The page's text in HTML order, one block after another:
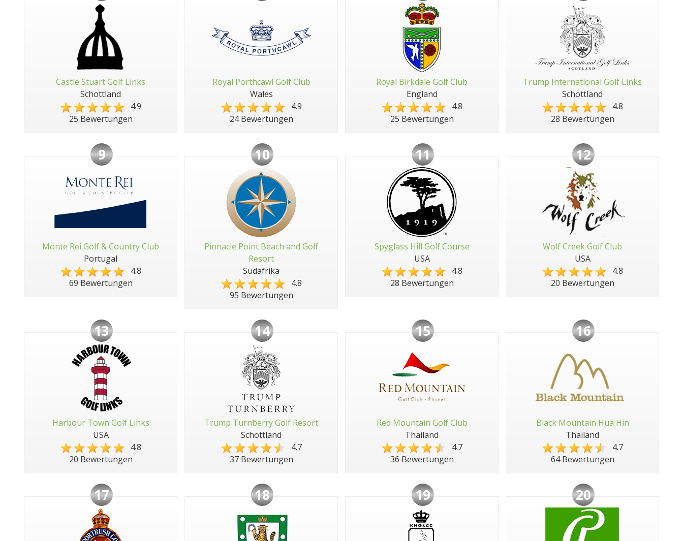
Castle Stuart Golf Links
Schottland
4.9
25 Bewertungen
Royal Porthcawl Golf Club
Wales
4.9
24 Bewertungen
Royal Birkdale Golf Club
England
4.8
25 Bewertungen
Trump International Golf Links
Schottland
4.8
28 Bewertungen
9
Monte Rei Golf & Country Club
Portugal
4.8
69 Bewertungen
10
Pinnacle Point Beach and Golf
Resort
Südafrika
4.8
95 Bewertungen
11
Spyglass Hill Golf Course
USA
4.8
28 Bewertungen
12
Wolf Creek Golf Club
USA
4.8
20 Bewertungen
13
Harbour Town Golf Links
USA
4.8
20 Bewertungen
14
Trump Turnberry Golf Resort
Schottland
4.7
37 Bewertungen
15
Red Mountain Golf Club
Thailand
4.7
36 Bewertungen
16
Black Mountain Hua Hin
Thailand
4.7
64 Bewertungen
17 18 19 20